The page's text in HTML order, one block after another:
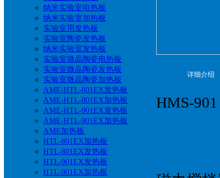
纳米实验室电热板
纳米实验室加热板
实验室用发热板
实验室陶瓷发热板
纳米实验室发热板
实验室微晶陶瓷电热板
实验室微晶陶瓷发热板
实验室微晶陶瓷加热板
AME-HTL-801EX发热板
AME-HTL-801EX加热板
AME-HTL-901EX发热板
AME-HTL-901EX加热板
AME加热板
HTL-801EX加热板
HTL-801EX发热板
HTL-901EX发热板
HTL-901EX加热板
详细介绍
HMS-